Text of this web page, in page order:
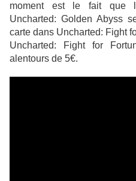
moment est le fait que
Uncharted: Golden Abyss
carte dans Uncharted: Fight
Uncharted: Fight for
alentours de 5€.